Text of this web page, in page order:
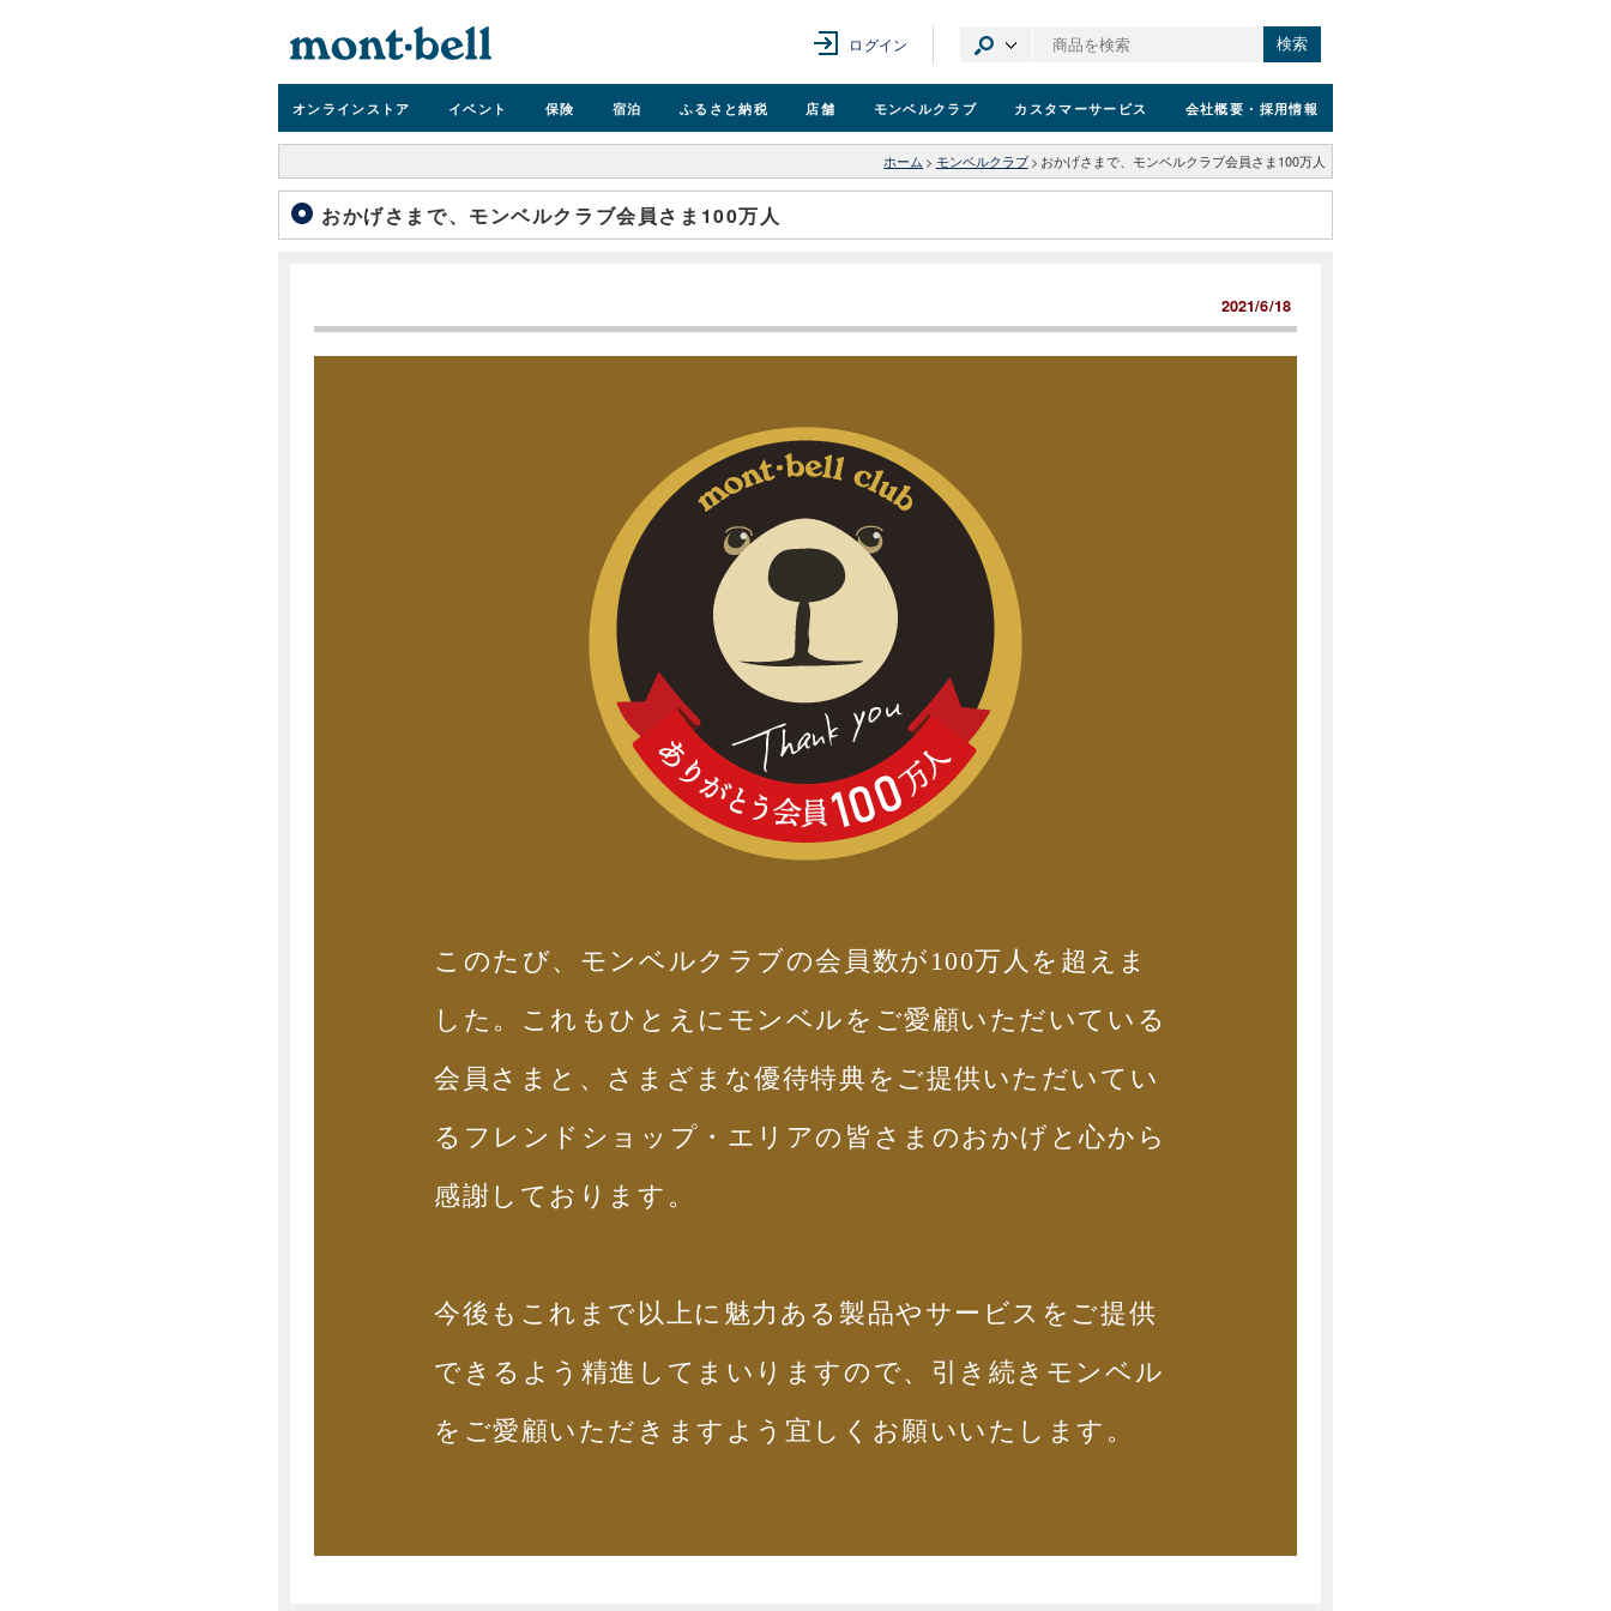
ログイン 検索
オンラインストア イベント 保険 宿泊 ふるさと納税 店舗 モンベルクラブ カスタマーサービス 会社概要 ・採用情報
ホーム > モンベルクラブ > おかげさまで、モンベルクラブ会員さま100万人
おかげさまで、モンベルクラブ会員さま100万人
2021/6/18
このたび、モンベルクラブの会員数が100万人を超えま
した。これもひとえにモンベルをご愛顧いただいている
会員さまと、さまざまな優待特典をご提供いただいてい
るフレンドショップ・エリアの皆さまのおかげと心から
感謝しております。
今後もこれまで以上に魅力ある製品やサービスをご提供
できるよう精進してまいりますので、引き続きモンベル
をご愛顧いただきますよう宜しくお願いいたします。